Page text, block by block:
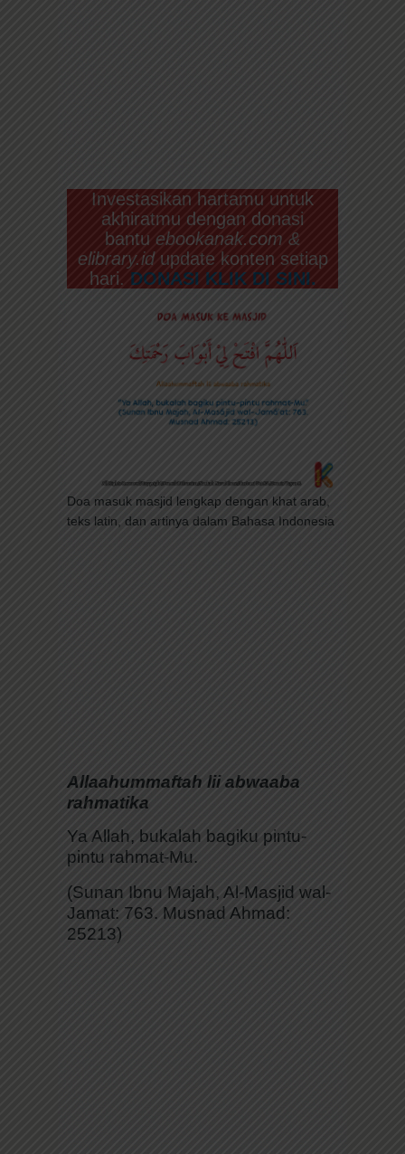
Investasikan hartamu untuk
akhiratmu dengan donasi
bantu ebookanak.com &
elibrary.idupdate konten setiap
hari. DONASI KLIK DI SINI.
Doa masuk masjid lengkap dengan khat arab,
teks latin, dan artinya dalam Bahasa Indonesia
Allaahummaftah lii abwaaba
rahmatika
Ya Allah, bukalah bagiku pintu-
pintu rahmat-Mu.
(Sunan Ibnu Majah, Al-Masjid wal-
Jamat: 763. Musnad Ahmad:
25213)